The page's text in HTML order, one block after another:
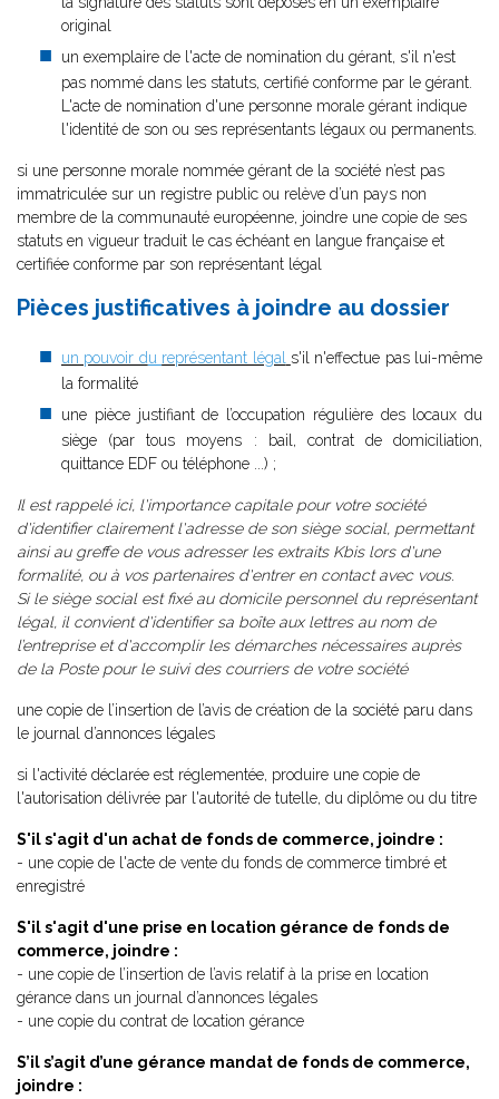
original
un exemplaire de l'acte de nomination du gérant, s'il n'est
pas nommé dans les statuts, certifié conforme par le gérant.
L'acte de nomination d'une personne morale gérant indique
l'identité de son ou ses représentants légaux ou permanents.
si une personne morale nommée gérant de la société n’est pas
immatriculée sur un registre public ou relève d’un pays non
membre de la communauté européenne, joindre une copie de ses
statuts en vigueur traduit le cas échéant en langue française et
certifiée conforme par son représentant légal
Pièces justificatives à joindre au dossier
un pouvoir du représentant légal s'il n'effectue pas lui-même
la formalité
une pièce justifiant de l’occupation régulière des locaux du
siège (par tous moyens : bail, contrat de domiciliation,
quittance EDF ou téléphone ...) ;
Il est rappelé ici, l'importance capitale pour votre société
d'identifier clairement l'adresse de son siège social, permettant
ainsi au greffe de vous adresser les extraits Kbis lors d'une
formalité, ou à vos partenaires d'entrer en contact avec vous.
Si le siège social est fixé au domicile personnel du représentant
légal, il convient d'identifier sa boîte aux lettres au nom de
l’entreprise et d'accomplir les démarches nécessaires auprès
de la Poste pour le suivi des courriers de votre société
une copie de l’insertion de l’avis de création de la société paru dans
le journal d’annonces légales
si l'activité déclarée est réglementée, produire une copie de
l'autorisation délivrée par l'autorité de tutelle, du diplôme ou du titre
S'il s'agit d'un achat de fonds de commerce, joindre :
- une copie de l'acte de vente du fonds de commerce timbré et
enregistré
S'il s'agit d'une prise en location gérance de fonds de
commerce, joindre :
- une copie de l’insertion de l’avis relatif à la prise en location
gérance dans un journal d’annonces légales
- une copie du contrat de location gérance
S’il s’agit d’une gérance mandat de fonds de commerce,
joindre :